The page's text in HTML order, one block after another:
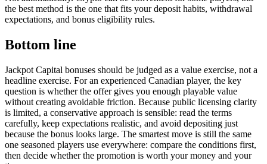
the best method is the one that fits your deposit habits, withdrawal
expectations, and bonus eligibility rules.
Bottom line
Jackpot Capital bonuses should be judged as a value exercise, not a
headline exercise. For an experienced Canadian player, the key
question is whether the offer gives you enough playable value
without creating avoidable friction. Because public licensing clarity
is limited, a conservative approach is sensible: read the terms
carefully, keep expectations realistic, and avoid depositing just
because the bonus looks large. The smartest move is still the same
one seasoned players use everywhere: compare the conditions first,
then decide whether the promotion is worth your money and your